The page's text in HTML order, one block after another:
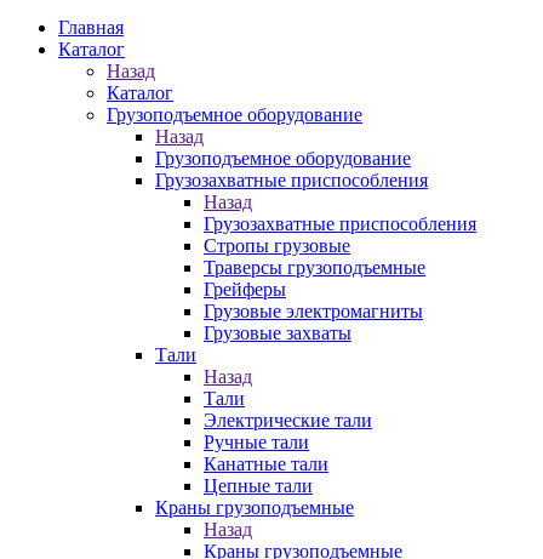
Главная
Каталог
Назад
Каталог
Грузоподъемное оборудование
Назад
Грузоподъемное оборудование
Грузозахватные приспособления
Назад
Грузозахватные приспособления
Стропы грузовые
Траверсы грузоподъемные
Грейферы
Грузовые электромагниты
Грузовые захваты
Тали
Назад
Тали
Электрические тали
Ручные тали
Канатные тали
Цепные тали
Краны грузоподъемные
Назад
Краны грузоподъемные